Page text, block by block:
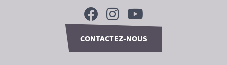
CONTACTEZ-NOUS